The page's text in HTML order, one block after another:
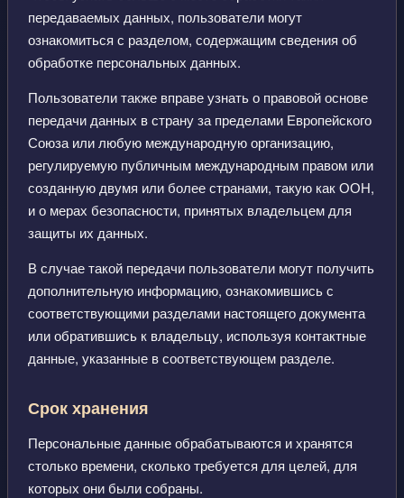
передаваемых данных, пользователи могут
ознакомиться с разделом, содержащим сведения об
обработке персональных данных.
Пользователи также вправе узнать о правовой основе
передачи данных в страну за пределами Европейского
Союза или любую международную организацию,
регулируемую публичным международным правом или
созданную двумя или более странами, такую как ООН,
и о мерах безопасности, принятых владельцем для
защиты их данных.
В случае такой передачи пользователи могут получить
дополнительную информацию, ознакомившись с
соответствующими разделами настоящего документа
или обратившись к владельцу, используя контактные
данные, указанные в соответствующем разделе.
Срок хранения
Персональные данные обрабатываются и хранятся
столько времени, сколько требуется для целей, для
которых они были собраны.